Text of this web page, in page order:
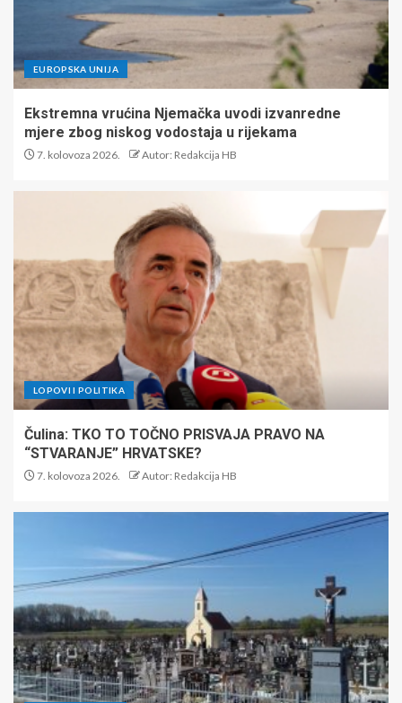
EUROPSKA UNIJA
Ekstremna vrućina Njemačka uvodi izvanredne
mjere zbog niskog vodostaja u rijekama
7. kolovoza 2026. Autor: Redakcija HB
LOPOVI I POLITIKA
Čulina: TKO TO TOČNO PRISVAJA PRAVO NA
“STVARANJE” HRVATSKE?
7. kolovoza 2026. Autor: Redakcija HB